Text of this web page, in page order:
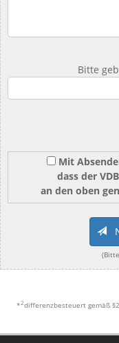
Bitte
Mit
dass der
an den oben
*2differenzbesteuert gemäß